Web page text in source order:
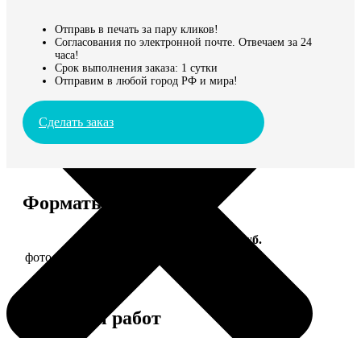
Отправь в печать за пару кликов!
Согласования по электронной почте. Отвечаем за 24
часа!
Срок выполнения заказа: 1 сутки
Отправим в любой город РФ и мира!
Сделать заказ
Форматы и цены
Цена, руб.
фото 30х30 в деревянной рамке
Примеры работ